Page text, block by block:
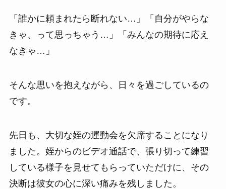
「誰かに頼まれたら断れない…」「自分がやらな
きゃ、って思っちゃう…」「みんなの期待に応え
なきゃ…」
そんな思いを抱えながら、日々を過ごしているの
です。
先日も、大切な姪の運動会を欠席することになり
ました。姪からのビデオ通話で、張り切って練習
している様子を見せてもらっていただけに、その
決断は彼女の心に深い痛みを残しました。